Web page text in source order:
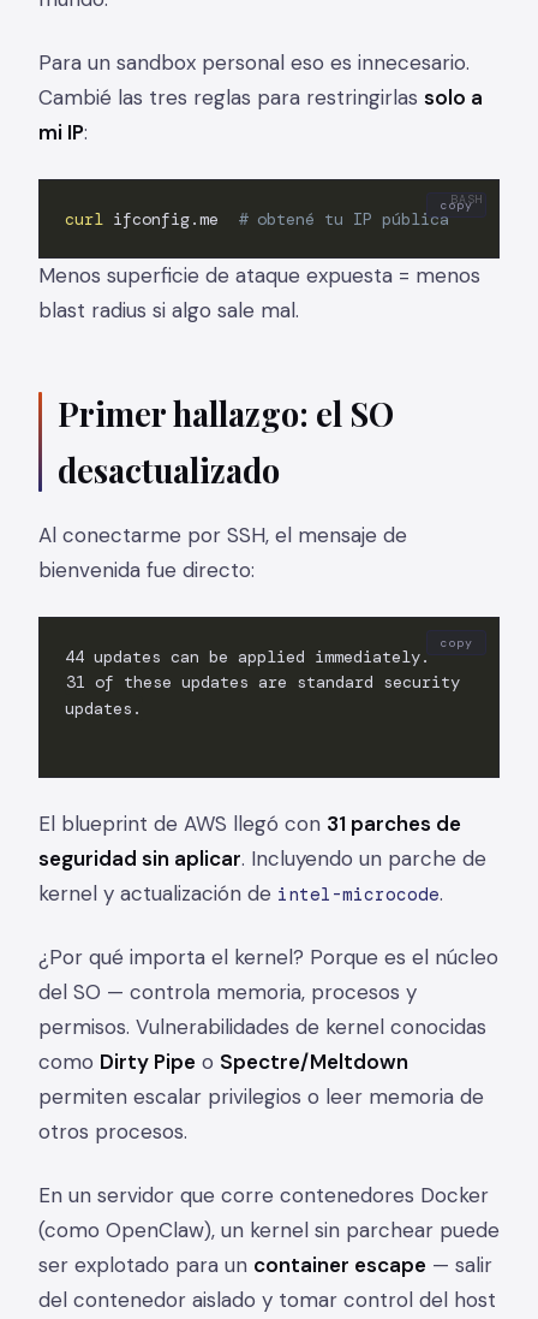
Para un sandbox personal eso es innecesario.
Cambié las tres reglas para restringirlas solo a
mi IP:
curl ifconfig.me # obtené tu IP pública
copy
Menos superficie de ataque expuesta = menos
blast radius si algo sale mal.
Primer hallazgo: el SO
desactualizado
Al conectarme por SSH, el mensaje de
bienvenida fue directo:
31 of these updates are standard security
updates.
copy
El blueprint de AWS llegó con 31 parches de
seguridad sin aplicar. Incluyendo un parche de
kernel y actualización de intel-microcode.
¿Por qué importa el kernel? Porque es el núcleo
del SO — controla memoria, procesos y
permisos. Vulnerabilidades de kernel conocidas
como Dirty Pipe o Spectre/Meltdown
permiten escalar privilegios o leer memoria de
otros procesos.
En un servidor que corre contenedores Docker
(como OpenClaw), un kernel sin parchear puede
ser explotado para un container escape — salir
del contenedor aislado y tomar control del host